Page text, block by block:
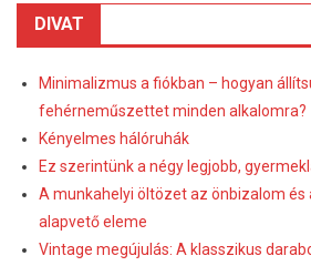
DIVAT
Minimalizmus a fiókban – hogyan
fehérneműszettet minden alkalomra?
Kényelmes hálóruhák
Ez szerintünk a négy legjobb,
A munkahelyi öltözet az önbizalom és
alapvető eleme
Vintage megújulás: A klasszikus